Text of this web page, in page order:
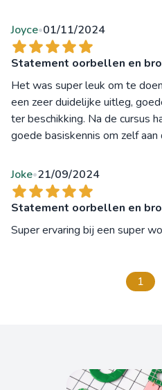
Joyce•01/11/2024
Statement oorbellen en
Het was super leuk om te
een zeer duidelijke uitleg,
ter beschikking. Na de cursus
goede basiskennis om zelf aan
Joke•21/09/2024
Statement oorbellen en
Super ervaring bij een super
1